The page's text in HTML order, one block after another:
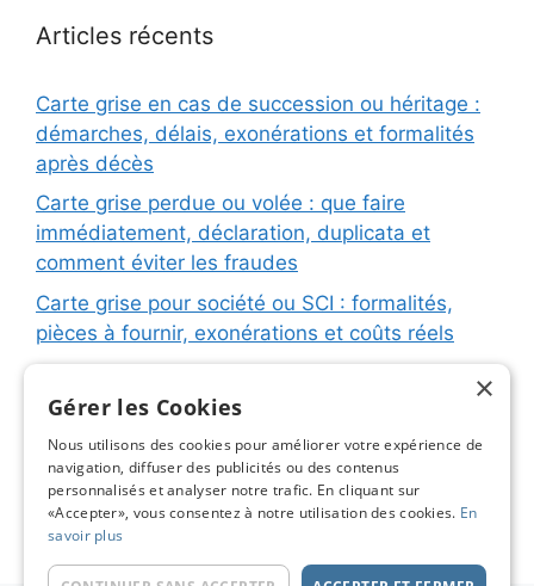
Articles récents
Carte grise en cas de succession ou héritage :
démarches, délais, exonérations et formalités
après décès
Carte grise perdue ou volée : que faire
immédiatement, déclaration, duplicata et
comment éviter les fraudes
Carte grise pour société ou SCI : formalités,
pièces à fournir, exonérations et coûts réels
immatriculation, fiche d’identification, plaques
Changement de titulaire carte grise : étapes
détaillées, coûts réels et astuces pour éviter les
pièges
×
Gérer les Cookies
Nous utilisons des cookies pour améliorer votre expérience de
navigation, diffuser des publicités ou des contenus
personnalisés et analyser notre trafic. En cliquant sur
«Accepter», vous consentez à notre utilisation des cookies. En
savoir plus